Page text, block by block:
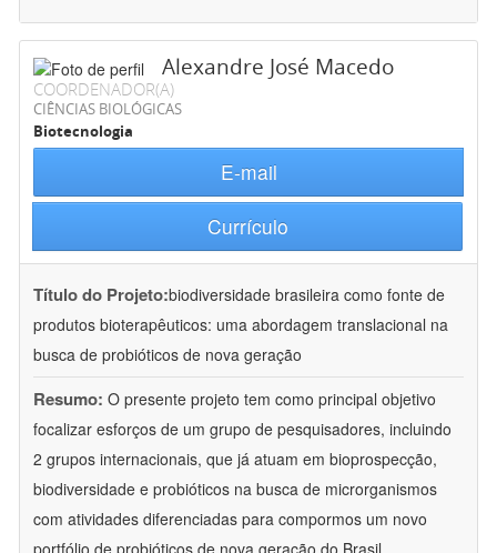
Alexandre José Macedo
COORDENADOR(A)
CIÊNCIAS BIOLÓGICAS
Biotecnologia
E-mail
Currículo
Título do Projeto:biodiversidade brasileira como fonte de
produtos bioterapêuticos: uma abordagem translacional na
busca de probióticos de nova geração
Resumo: O presente projeto tem como principal objetivo
focalizar esforços de um grupo de pesquisadores, incluindo
2 grupos internacionais, que já atuam em bioprospecção,
biodiversidade e probióticos na busca de microrganismos
com atividades diferenciadas para compormos um novo